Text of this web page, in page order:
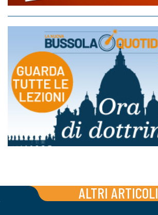
ALTRI ARTICOLI